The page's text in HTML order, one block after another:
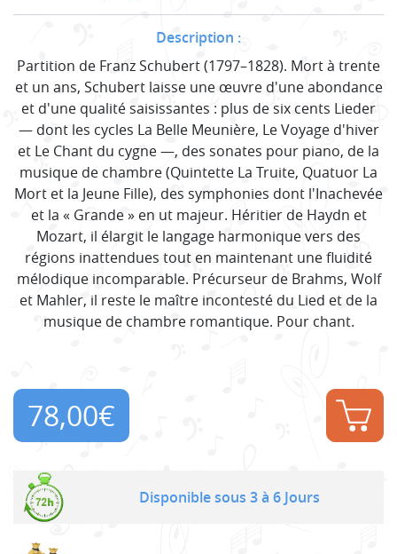
Description :
Partition de Franz Schubert (1797–1828). Mort à trente
et un ans, Schubert laisse une œuvre d'une abondance
et d'une qualité saisissantes : plus de six cents Lieder
— dont les cycles La Belle Meunière, Le Voyage d'hiver
et Le Chant du cygne —, des sonates pour piano, de la
musique de chambre (Quintette La Truite, Quatuor La
Mort et la Jeune Fille), des symphonies dont l'Inachevée
et la « Grande » en ut majeur. Héritier de Haydn et
Mozart, il élargit le langage harmonique vers des
régions inattendues tout en maintenant une fluidité
mélodique incomparable. Précurseur de Brahms, Wolf
et Mahler, il reste le maître incontesté du Lied et de la
musique de chambre romantique. Pour chant.
78,00€
Disponible sous 3 à 6 Jours